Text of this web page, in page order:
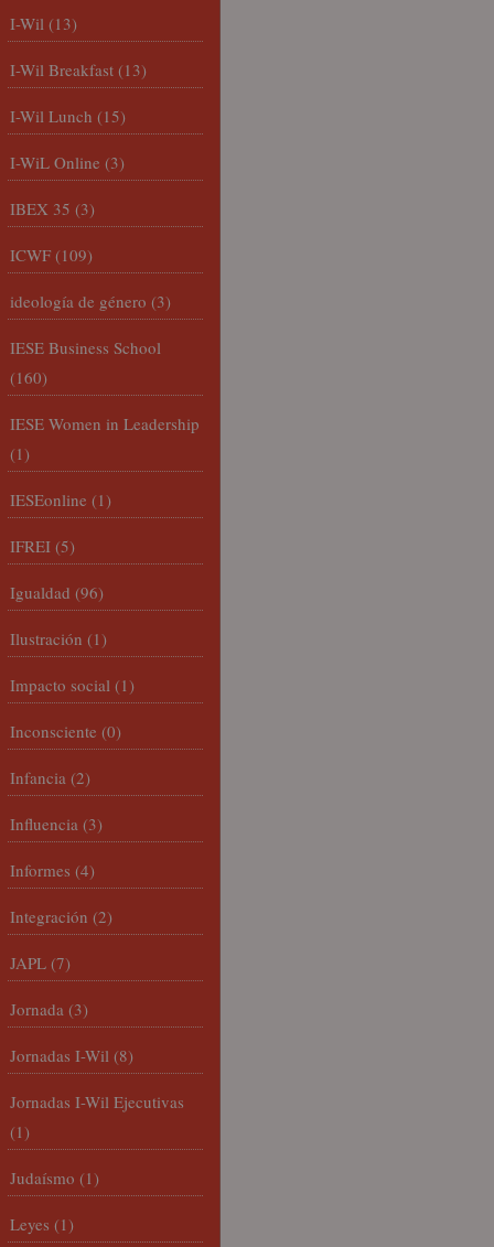
I-Wil (13)
I-Wil Breakfast (13)
I-Wil Lunch (15)
I-WiL Online (3)
IBEX 35 (3)
ICWF (109)
ideología de género (3)
IESE Business School
(160)
IESE Women in Leadership
(1)
IESEonline (1)
IFREI (5)
Igualdad (96)
Ilustración (1)
Impacto social (1)
Inconsciente (0)
Infancia (2)
Influencia (3)
Informes (4)
Integración (2)
JAPL (7)
Jornada (3)
Jornadas I-Wil (8)
Jornadas I-Wil Ejecutivas
(1)
Judaísmo (1)
Leyes (1)